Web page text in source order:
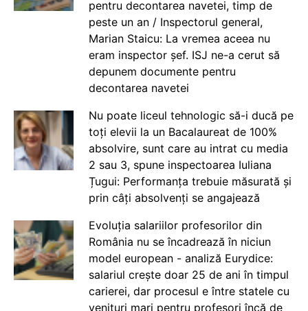
pentru decontarea navetei, timp de
peste un an / Inspectorul general,
Marian Staicu: La vremea aceea nu
eram inspector șef. ISJ ne-a cerut să
depunem documente pentru
decontarea navetei
Nu poate liceul tehnologic să-i ducă pe
toți elevii la un Bacalaureat de 100%
absolvire, sunt care au intrat cu media
2 sau 3, spune inspectoarea Iuliana
Țugui: Performanța trebuie măsurată și
prin câți absolvenți se angajează
Evoluția salariilor profesorilor din
România nu se încadrează în niciun
model european - analiză Eurydice:
salariul crește doar 25 de ani în timpul
carierei, dar procesul e între statele cu
venituri mari pentru profesori încă de